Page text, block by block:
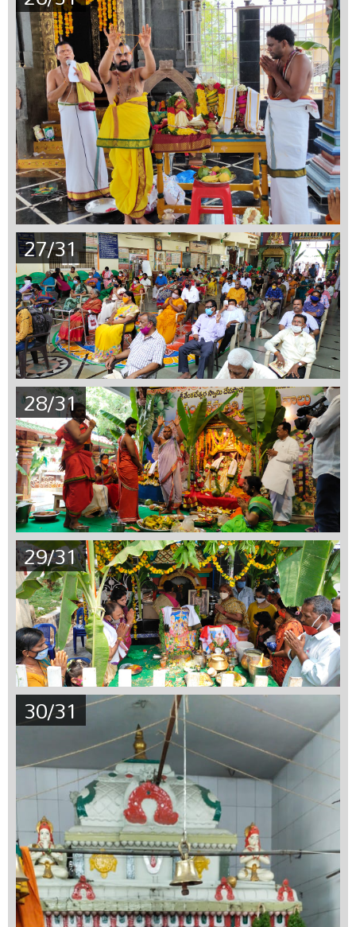
27/31
28/31
29/31
30/31